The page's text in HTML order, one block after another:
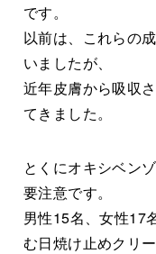
です。
以前は、これらの
いましたが、
近年皮膚から吸収
てきました。
とくにオキシベン
要注意です。
男性15名、女性17
む日焼け止めクリ